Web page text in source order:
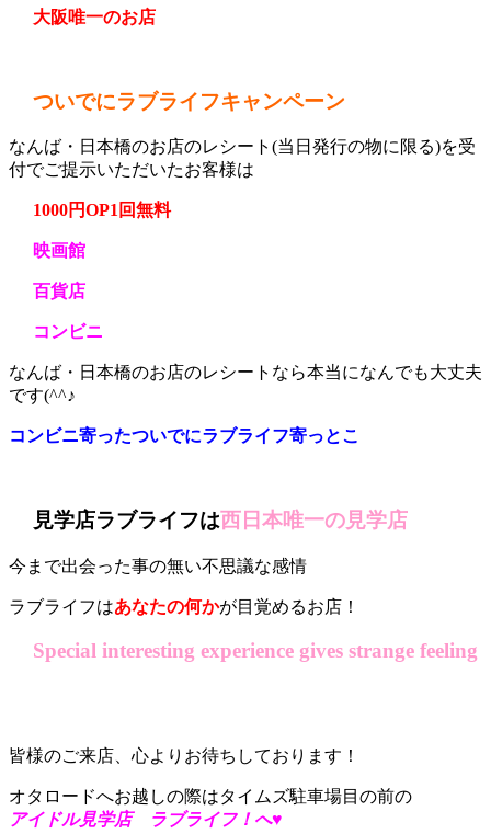
大阪唯一のお店
ついでにラブライフキャンペーン
なんば・日本橋のお店のレシート(当日発行の物に限る)を受
付でご提示いただいたお客様は
1000円OP1回無料
映画館
百貨店
コンビニ
なんば・日本橋のお店のレシートなら本当になんでも大丈夫
です(^^♪
コンビニ寄ったついでにラブライフ寄っとこ
見学店ラブライフは西日本唯一の見学店
今まで出会った事の無い不思議な感情
ラブライフはあなたの何かが目覚めるお店！
Special interesting experience gives strange feeling
皆様のご来店、心よりお待ちしております！
オタロードへお越しの際はタイムズ駐車場目の前の
アイドル見学店 ラブライフ！へ♥